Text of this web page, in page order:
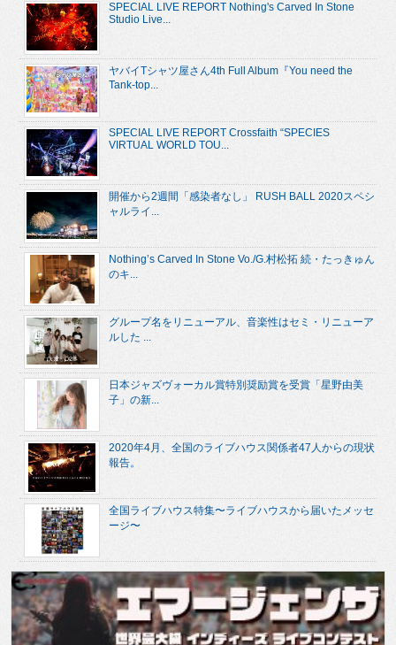
SPECIAL LIVE REPORT Nothing's Carved In Stone
Studio Live...
ヤバイTシャツ屋さん4th Full Album『You need the
Tank-top...
SPECIAL LIVE REPORT Crossfaith “SPECIES
VIRTUAL WORLD TOU...
開催から2週間「感染者なし」 RUSH BALL 2020スペシ
ャルライ...
Nothing’s Carved In Stone Vo./G.村松拓 続・たっきゅん
のキ...
グループ名をリニューアル、音楽性はセミ・リニューア
ルした ...
日本ジャズヴォーカル賞特別奨励賞を受賞「星野由美
子」の新...
2020年4月、全国のライブハウス関係者47人からの現状
報告。
全国ライブハウス特集〜ライブハウスから届いたメッセ
ージ〜